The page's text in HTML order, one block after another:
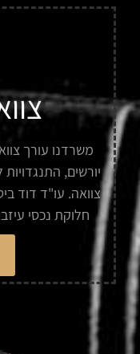
משרדנו עורך
יורשים, התנגדויות
צוואה. עו"ד דוד
חלוקת נכסי